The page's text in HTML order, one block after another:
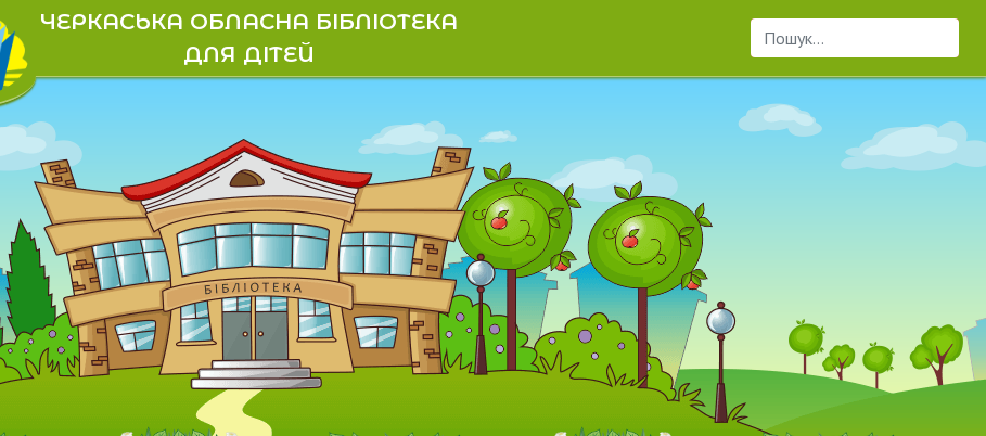
ЧЕРКАСЬКА ОБЛАСНА БІБЛІОТЕКА
ДЛЯ ДІТЕЙ
Пошук...